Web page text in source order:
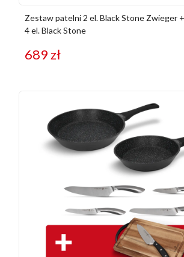
Zestaw patelni 2 el. Black Stone Zwieger
4 el. Black Stone
689zł